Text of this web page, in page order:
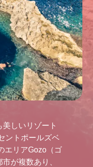
しいリゾート
ントポールズベ
エリアGozo（ゴ
が複数あり、